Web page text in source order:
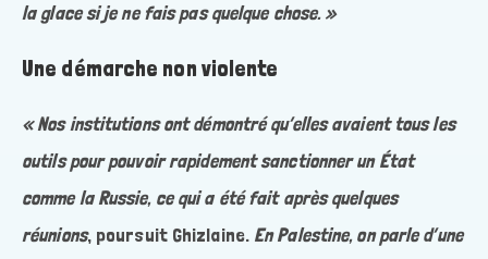
la glace si je ne fais pas quelque chose. »
Une démarche non violente
« Nos institutions ont démontré qu’elles avaient tous les
outils pour pouvoir rapidement sanctionner un État
comme la Russie, ce qui a été fait après quelques
réunions, poursuit Ghizlaine. En Palestine, on parle d’une